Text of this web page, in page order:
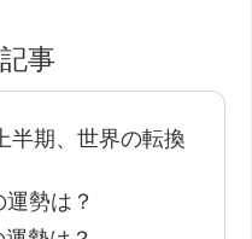
事
半期、世界の転換
運勢は？